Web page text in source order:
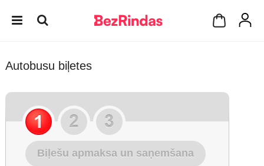
Autobusu biļetes
Biļešu apmaksa un saņemšana